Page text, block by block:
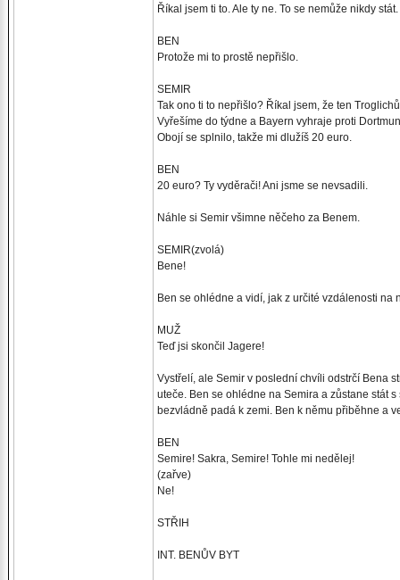
Říkal jsem ti to. Ale ty ne. To se nemůže nikdy stát.
BEN
Protože mi to prostě nepřišlo.
SEMIR
Tak ono ti to nepřišlo? Říkal jsem, že ten
Vyřešíme do týdne a Bayern vyhraje proti
Obojí se splnilo, takže mi dlužíš 20 euro.
BEN
20 euro? Ty vyděrači! Ani jsme se nevsadili.
Náhle si Semir všimne něčeho za Benem.
SEMIR(zvolá)
Bene!
Ben se ohlédne a vidí, jak z určité vzdálenosti na
MUŽ
Teď jsi skončil Jagere!
Vystřelí, ale Semir v poslední chvíli odstrčí Bena
uteče. Ben se ohlédne na Semira a zůstane stát
bezvládně padá k zemi. Ben k němu přiběhne a
BEN
Semire! Sakra, Semire! Tohle mi nedělej!
(zařve)
Ne!
STŘIH
INT. BENŮV BYT